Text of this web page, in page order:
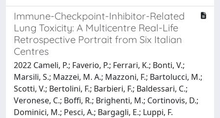
Immune-Checkpoint-Inhibitor-Related
Lung Toxicity: A Multicentre Real-Life
Retrospective Portrait from Six Italian
Centres
2022 Cameli, P.; Faverio, P.; Ferrari, K.; Bonti, V.;
Marsili, S.; Mazzei, M. A.; Mazzoni, F.; Bartolucci, M.;
Scotti, V.; Bertolini, F.; Barbieri, F.; Baldessari, C.;
Veronese, C.; Boffi, R.; Brighenti, M.; Cortinovis, D.;
Dominici, M.; Pesci, A.; Bargagli, E.; Luppi, F.